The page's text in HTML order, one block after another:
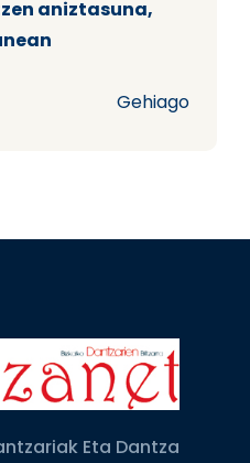
aniztasuna,
Gehiago
Eta Dantza